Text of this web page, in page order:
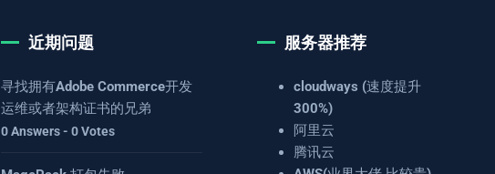
近期问题
寻找拥有Adobe Commerce开发
运维或者架构证书的兄弟
0 Answers - 0 Votes
服务器推荐
cloudways (速度提升
300%)
阿里云
腾讯云